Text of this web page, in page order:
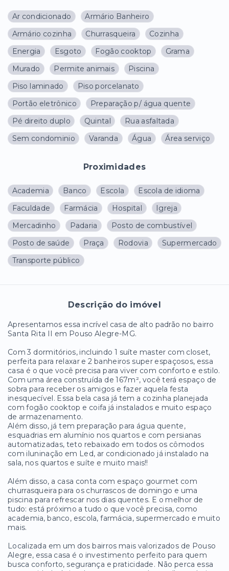
Ar condicionado
Armário Banheiro
Armário cozinha
Churrasqueira
Cozinha
Energia
Esgoto Fogão cooktop
Grama
Murado
Permite animais
Piscina
Piso laminado
Piso porcelanato
Portão eletrônico
Preparação p/ água quente
Pé direito duplo
Quintal
Rua asfaltada
Sem condominio
Varanda Água Área serviço
Proximidades
Academia Banco Escola
Escola de idioma
Faculdade
Farmácia Hospital
Igreja
Mercadinho
Padaria
Posto de combustível
Posto de saúde
Praça Rodovia
Supermercado
Transporte público
Descrição do imóvel
Apresentamos essa incrível casa de alto padrão no bairro
Santa Rita II em Pouso Alegre-MG.
Com 3 dormitórios, incluindo 1 suíte master com closet,
perfeita para relaxar e 2 banheiros super espaçosos, essa
casa é o que você precisa para viver com conforto e estilo.
Com uma área construída de 167m², você terá espaço de
sobra para receber os amigos e fazer aquela festa
inesquecível. Essa bela casa já tem a cozinha planejada
com fogão cooktop e coifa já instalados e muito espaço
de armazenamento.
Além disso, já tem preparação para água quente,
esquadrias em alumínio nos quartos e com persianas
automatizadas, teto rebaixado em todos os cômodos
com iluninação em Led, ar condicionado já instalado na
sala, nos quartos e suíte e muito mais!!
Além disso, a casa conta com espaço gourmet com
churrasqueira para os churrascos de domingo e uma
piscina para refrescar nos dias quentes. E o melhor de
tudo: está próximo a tudo o que você precisa, como
academia, banco, escola, farmácia, supermercado e muito
mais.
Localizada em um dos bairros mais valorizados de Pouso
Alegre, essa casa é o investimento perfeito para quem
busca conforto, segurança e praticidade. Não perca essa